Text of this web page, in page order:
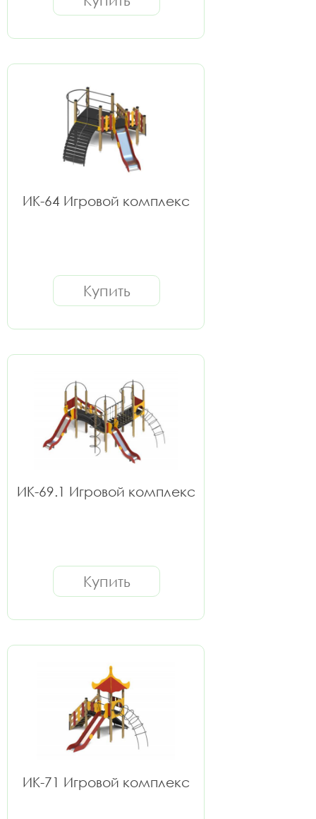
ИК-64 Игровой комплекс
Купить
ИК-69.1 Игровой комплекс
Купить
ИК-71 Игровой комплекс